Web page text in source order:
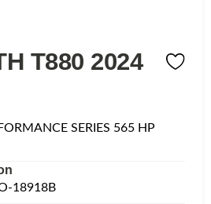
T880 2024
SERIES 565 HP
18918B